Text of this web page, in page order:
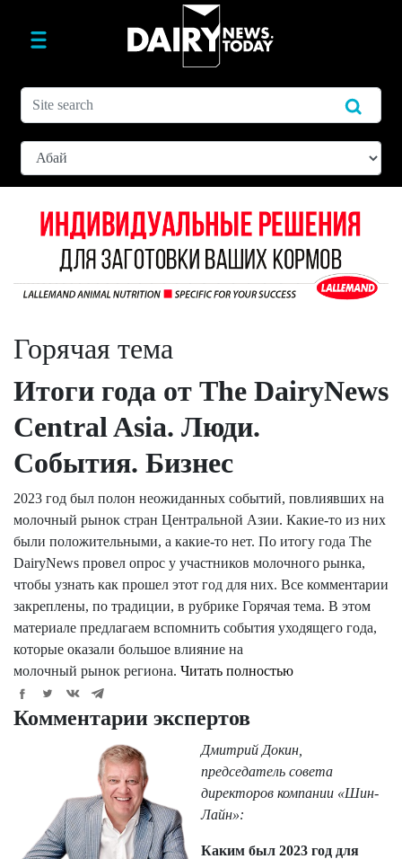
Горячая тема
Итоги года от The DairyNews
Central Asia. Люди.
События. Бизнес
2023 год был полон неожиданных событий, повлиявших на
молочный рынок стран Центральной Азии. Какие-то из них
были положительными, а какие-то нет. По итогу года The
DairyNews провел опрос у участников молочного рынка,
чтобы узнать как прошел этот год для них. Все комментарии
закреплены, по традиции, в рубрике Горячая тема. В этом
материале предлагаем вспомнить события уходящего года,
которые оказали большое влияние на
молочный рынок региона. Читать полностью
Комментарии экспертов
Дмитрий Докин,
председатель совета
директоров компании «Шин-
Лайн»:
Каким был 2023 год для